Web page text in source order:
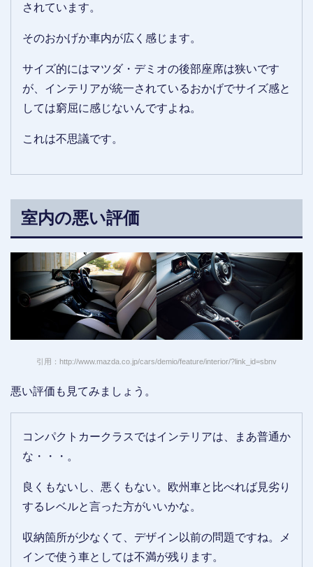
されています。
そのおかげか車内が広く感じます。
サイズ的にはマツダ・デミオの後部座席は狭いです
が、インテリアが統一されているおかげでサイズ感と
しては窮屈に感じないんですよね。
これは不思議です。
室内の悪い評価
引用：http://www.mazda.co.jp/cars/demio/feature/interior/?link_id=sbnv
悪い評価も見てみましょう。
コンパクトカークラスではインテリアは、まあ普通か
な・・・。
良くもないし、悪くもない。欧州車と比べれば見劣り
するレベルと言った方がいいかな。
収納箇所が少なくて、デザイン以前の問題ですね。メ
インで使う車としては不満が残ります。